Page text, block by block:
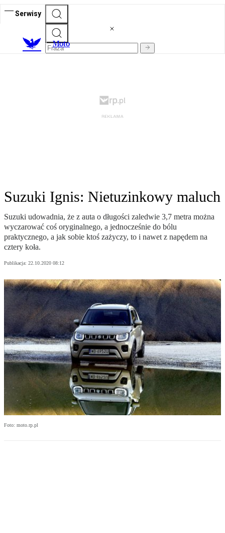
Serwisy
Moto
Suzuki Ignis: Nietuzinkowy maluch
Suzuki udowadnia, że z auta o długości zaledwie 3,7 metra można
wyczarować coś oryginalnego, a jednocześnie do bólu
praktycznego, a jak sobie ktoś zażyczy, to i nawet z napędem na
cztery koła.
Publikacja: 22.10.2020 08:12
Foto: moto.rp.pl